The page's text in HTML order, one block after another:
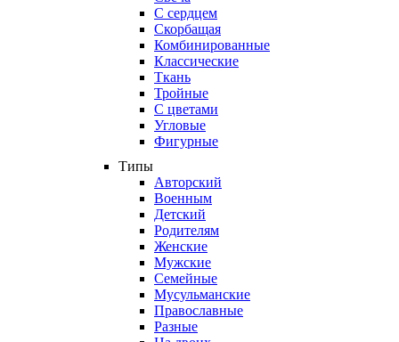
С сердцем
Скорбащая
Комбинированные
Классические
Ткань
Тройные
С цветами
Угловые
Фигурные
Типы
Авторский
Военным
Детский
Родителям
Женские
Мужские
Семейные
Мусульманские
Православные
Разные